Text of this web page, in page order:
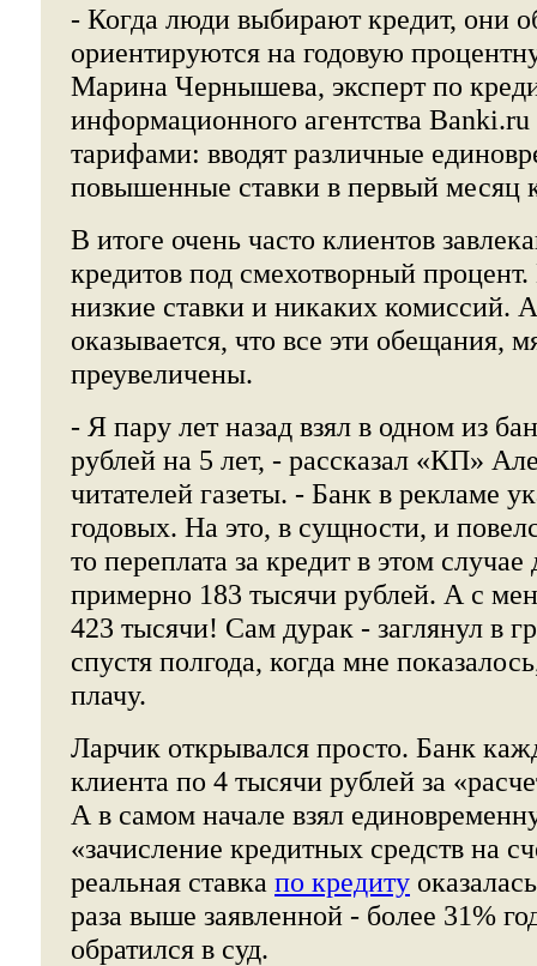
- Когда люди выбирают кредит, они
ориентируются на годовую
Марина Чернышева, эксперт по
информационного агентства
тарифами: вводят различные
повышенные ставки в первый месяц
В итоге очень часто клиентов
кредитов под смехотворный
низкие ставки и никаких комиссий.
оказывается, что все эти обещания,
преувеличены.
- Я пару лет назад взял в одном из
рублей на 5 лет, - рассказал «КП»
читателей газеты. - Банк в рекламе
годовых. На это, в сущности, и
то переплата за кредит в этом
примерно 183 тысячи рублей. А с
423 тысячи! Сам дурак - заглянул в
спустя полгода, когда мне
плачу.
Ларчик открывался просто. Банк
клиента по 4 тысячи рублей за
А в самом начале взял
«зачисление кредитных средств на
реальная ставка по кредиту
раза выше заявленной - более 31%
обратился в суд.